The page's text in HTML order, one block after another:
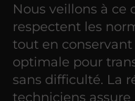
Nous veillons à ce
respectent les
tout en
optimale pour
sans difficulté. La
techniciens